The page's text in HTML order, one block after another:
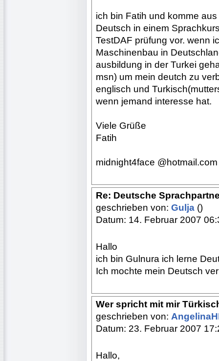
ich bin Fatih und komme
Deutsch in einem
TestDAF prüfung vor. wenn
Maschinenbau in
ausbildung in der Turkei
msn) um mein deutch zu
englisch und
wenn jemand interesse hat.
Viele Grüße
Fatih
midnight4face @hotmail.com
Re: Deutsche
geschrieben von: Gulja ()
Datum: 14. Februar 2007
Hallo
ich bin Gulnura ich lerne
Ich mochte mein Deutsch
Wer spricht mit mir
geschrieben von:
Datum: 23. Februar 2007
Hallo,